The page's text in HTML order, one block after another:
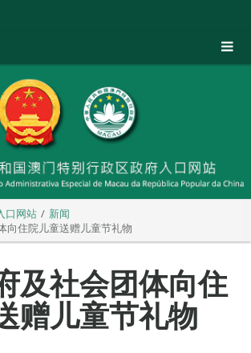
口网站
新闻
向住院儿童送赠儿童节礼物
及社会团体向住
赠儿童节礼物